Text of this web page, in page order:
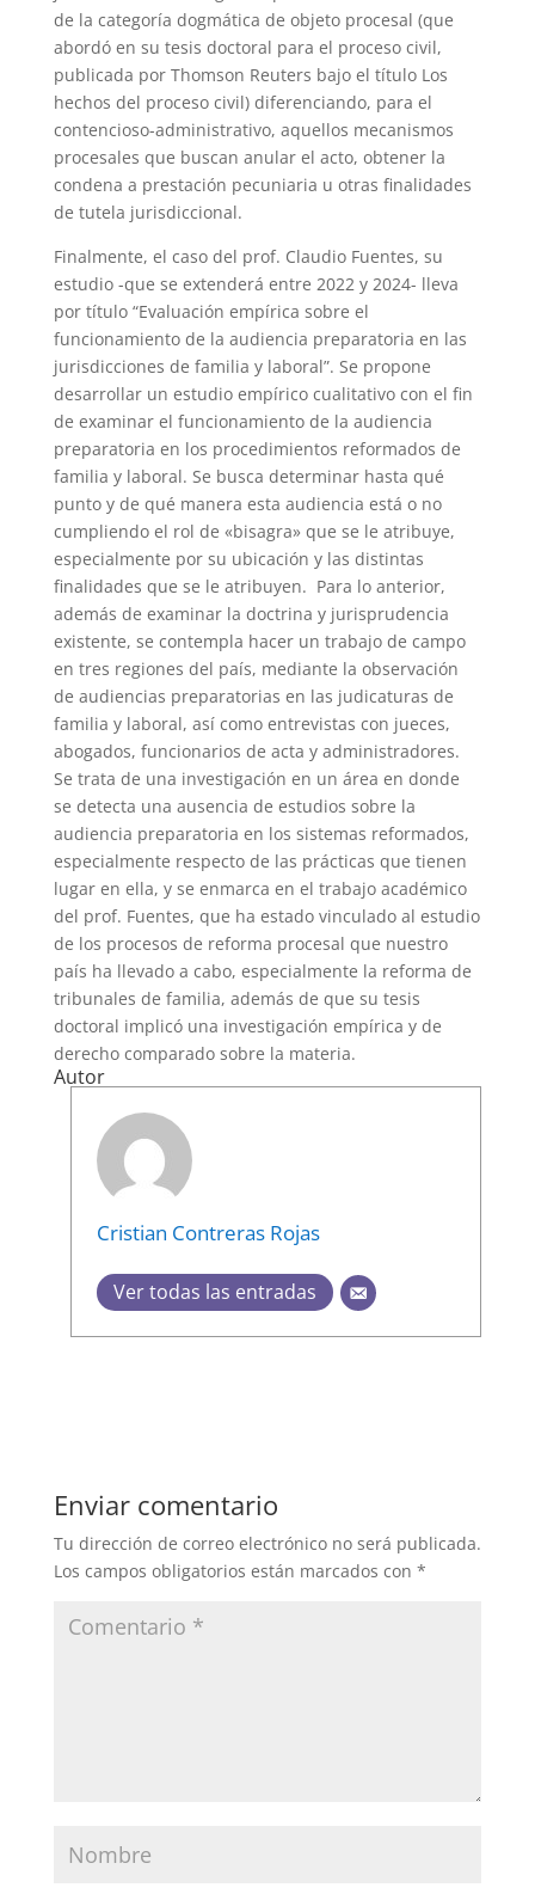
de la categoría dogmática de objeto procesal (que
abordó en su tesis doctoral para el proceso civil,
publicada por Thomson Reuters bajo el título Los
hechos del proceso civil) diferenciando, para el
contencioso-administrativo, aquellos mecanismos
procesales que buscan anular el acto, obtener la
condena a prestación pecuniaria u otras finalidades
de tutela jurisdiccional.
Finalmente, el caso del prof. Claudio Fuentes, su
estudio -que se extenderá entre 2022 y 2024- lleva
por título “Evaluación empírica sobre el
funcionamiento de la audiencia preparatoria en las
jurisdicciones de familia y laboral”. Se propone
desarrollar un estudio empírico cualitativo con el fin
de examinar el funcionamiento de la audiencia
preparatoria en los procedimientos reformados de
familia y laboral. Se busca determinar hasta qué
punto y de qué manera esta audiencia está o no
cumpliendo el rol de «bisagra» que se le atribuye,
especialmente por su ubicación y las distintas
finalidades que se le atribuyen. Para lo anterior,
además de examinar la doctrina y jurisprudencia
existente, se contempla hacer un trabajo de campo
en tres regiones del país, mediante la observación
de audiencias preparatorias en las judicaturas de
familia y laboral, así como entrevistas con jueces,
abogados, funcionarios de acta y administradores.
Se trata de una investigación en un área en donde
se detecta una ausencia de estudios sobre la
audiencia preparatoria en los sistemas reformados,
especialmente respecto de las prácticas que tienen
lugar en ella, y se enmarca en el trabajo académico
del prof. Fuentes, que ha estado vinculado al estudio
de los procesos de reforma procesal que nuestro
país ha llevado a cabo, especialmente la reforma de
tribunales de familia, además de que su tesis
doctoral implicó una investigación empírica y de
derecho comparado sobre la materia.
Autor
Cristian Contreras Rojas
Ver todas las entradas
Enviar comentario
Tu dirección de correo electrónico no será publicada.
Los campos obligatorios están marcados con *